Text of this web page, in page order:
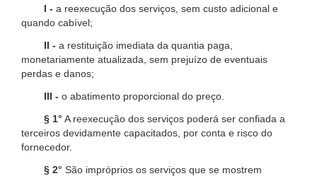
I - a reexecução dos serviços, sem custo adicional e
quando cabível;
II - a restituição imediata da quantia paga,
monetariamente atualizada, sem prejuízo de eventuais
perdas e danos;
III - o abatimento proporcional do preço.
§ 1° A reexecução dos serviços poderá ser confiada a
terceiros devidamente capacitados, por conta e risco do
fornecedor.
§ 2° São impróprios os serviços que se mostrem